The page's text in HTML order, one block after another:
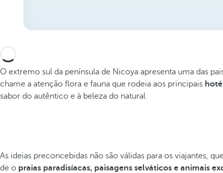
O extremo sul da península de Nicoya apresenta uma das
chame a atenção flora e fauna que rodeia aos principais
sabor do autêntico e à beleza do natural.
As ideias preconcebidas não são válidas para os viajantes,
de o praias paradisíacas, paisagens selváticos e animais